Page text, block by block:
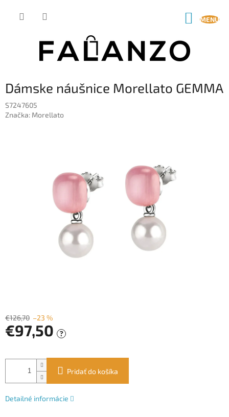
Dámske náušnice Morellato GEMMA
S7247605
Značka: Morellato
€126,70 –23 %
€97,50 ?
cena:
Pridať do košíka
Detailné informácie